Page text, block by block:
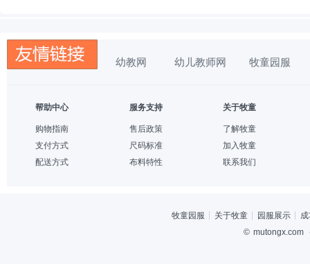
幼教网 幼儿教师网 牧童园服
帮助中心
购物指南
支付方式
配送方式
服务支持
售后政策
尺码标准
布料特性
关于牧童
了解牧童
加入牧童
联系我们
牧童园服 关于牧童 园服展示
© mutongx.com